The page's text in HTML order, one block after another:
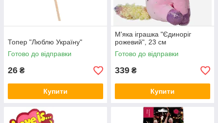
Топер "Люблю Україну"
Готово до відправки
26 ₴
Купити
М'яка іграшка "Єдиноріг
рожевий", 23 см
Готово до відправки
339 ₴
Купити